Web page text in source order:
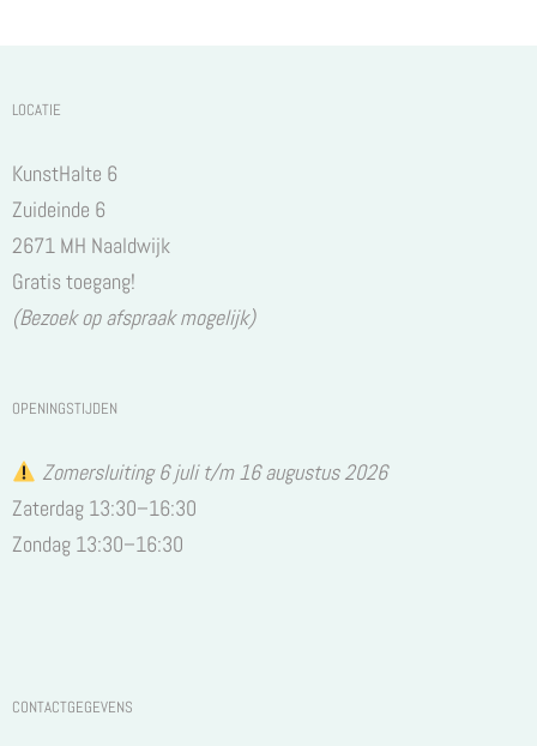
LOCATIE
KunstHalte 6
Zuideinde 6
2671 MH Naaldwijk
Gratis toegang!
(Bezoek op afspraak mogelijk)
OPENINGSTIJDEN
Zomersluiting 6 juli t/m 16 augustus 2026
Zaterdag 13:30–16:30
Zondag 13:30–16:30
CONTACTGEGEVENS